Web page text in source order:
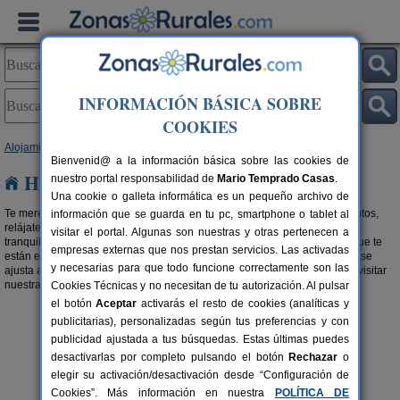
Alojamientos
Hoteles en Ávila
Te mereces unas buenas vacaciones. Elije entre estos grandes alojamientos,
relájate y disfruta de tu tiempo libre. Desconecta y vive cada momento de
tranquilidad y relax en esta selección de
que te
están esperando. Elige la ubicación y sus servicios, y reserva el que más se
ajusta a tus necesidades. Si buscas algo más familiar, te recomendamos visitar
nuestra selección deHostales Rurales en Ávila.
INFORMACIÓN BÁSICA SOBRE
COOKIES
Bienvenid@ a la información básica sobre las cookies de
nuestro portal responsabilidad de Mario Temprado Casas.
Una cookie o galleta informática es un pequeño archivo de
información que se guarda en tu pc, smartphone o tablet al
visitar el portal. Algunas son nuestras y otras pertenecen a
empresas externas que nos prestan servicios. Las activadas
y necesarias para que todo funcione correctamente son las
Cookies Técnicas y no necesitan de tu autorización. Al pulsar
el botónAceptar activarás el resto de cookies (analíticas y
publicitarias), personalizadas según tus preferencias y con
publicidad ajustada a tus búsquedas. Estas últimas puedes
desactivarlas por completo pulsando el botón Rechazar o
elegir su activación/desactivación desde “Configuración de
Cookies”. Más información en nuestra
POLÍTICA DE